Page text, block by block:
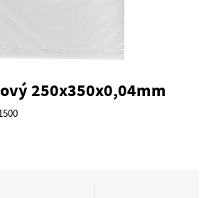
250x350x0,04mm